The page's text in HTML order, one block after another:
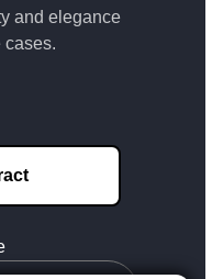
and elegance
cases.